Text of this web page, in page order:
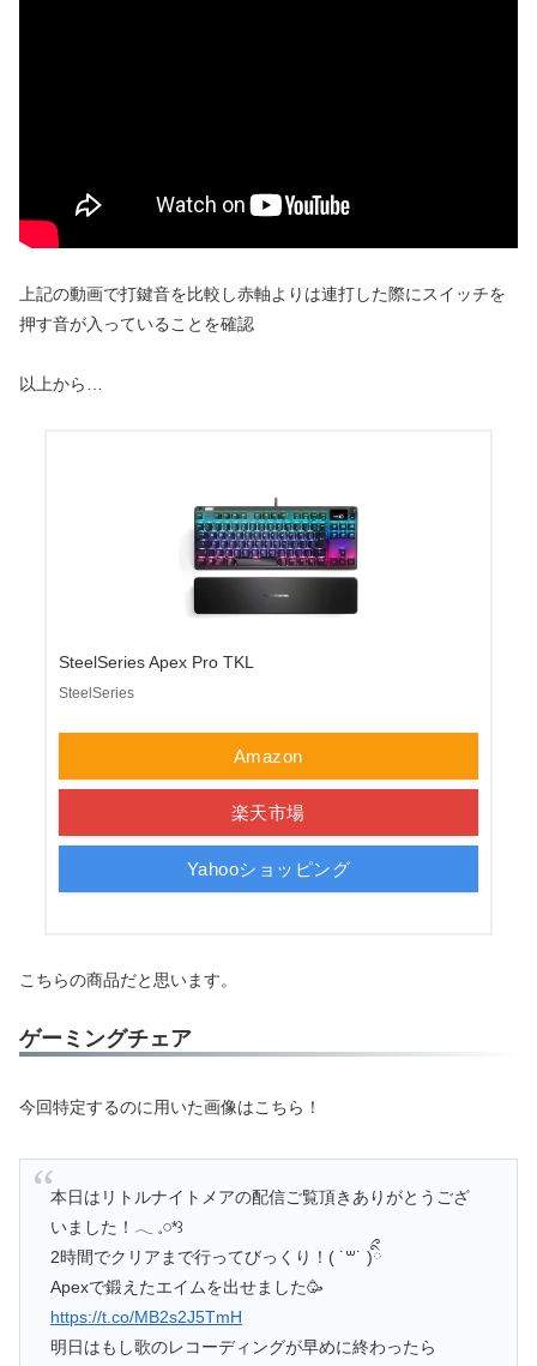
上記の動画で打鍵音を比較し赤軸よりは連打した際にスイッチを
押す音が入っていることを確認
以上から…
SteelSeries Apex Pro TKL
SteelSeries
Amazon
楽天市場
Yahooショッピング
こちらの商品だと思います。
ゲーミングチェア
今回特定するのに用いた画像はこちら！
本日はリトルナイトメアの配信ご覧頂きありがとうござ
いました！𓂃 𓈒𓏸*꒱
2時間でクリアまで行ってびっくり！( ˙꒳​˙ )ིྀ
Apexで鍛えたエイムを出せました🥳
https://t.co/MB2s2J5TmH
明日はもし歌のレコーディングが早めに終わったら